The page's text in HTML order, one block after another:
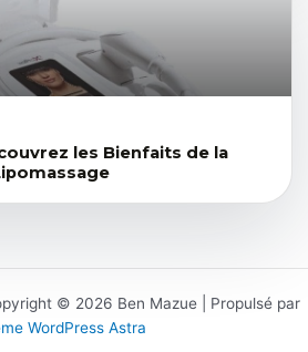
les Bienfaits de la
© 2026 Ben Mazue | Propulsé par
WordPress Astra